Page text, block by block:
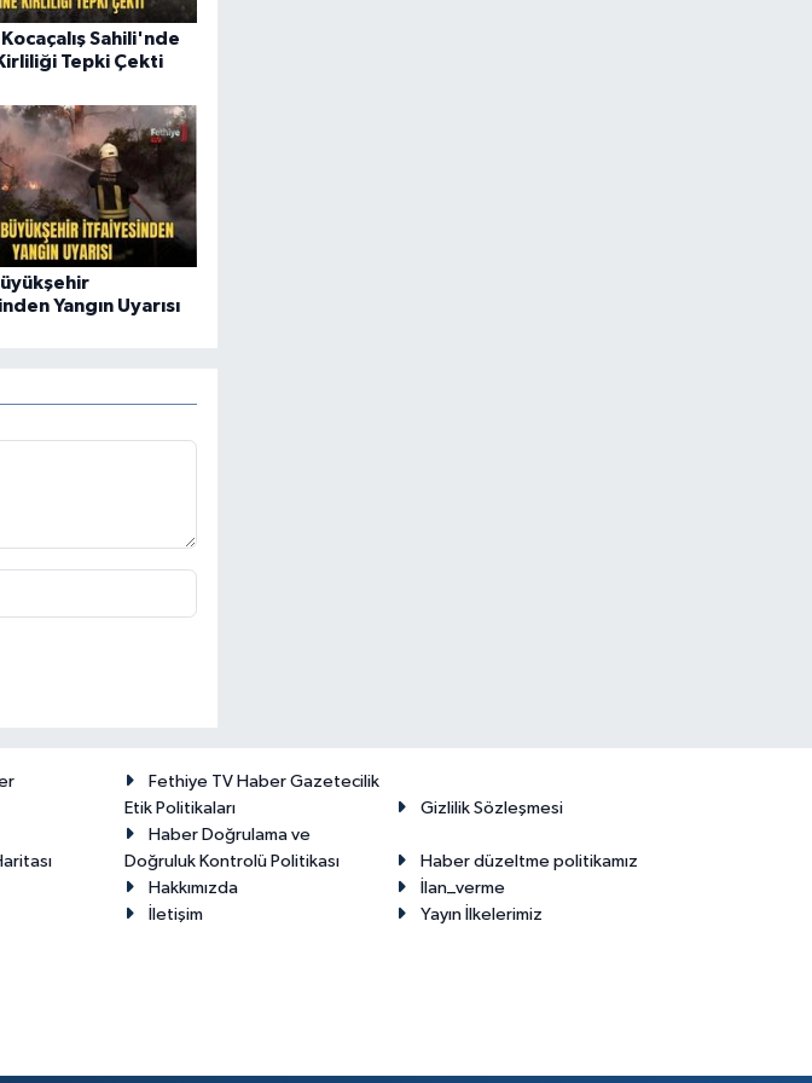
Sahili'nde
Tepki Çekti
Yangın Uyarısı
Fethiye TV Haber Gazetecilik
Etik Politikaları
Gizlilik Sözleşmesi
Haber Doğrulama ve
Doğruluk Kontrolü Politikası
Haber düzeltme politikamız
Hakkımızda
İlan_verme
İletişim
Yayın İlkelerimiz